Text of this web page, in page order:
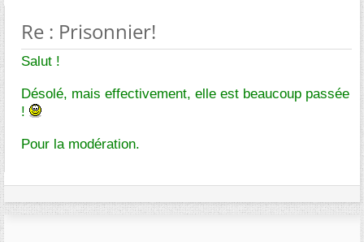
Re : Prisonnier!
Salut !
Désolé, mais effectivement, elle est beaucoup passée
!
Pour la modération.